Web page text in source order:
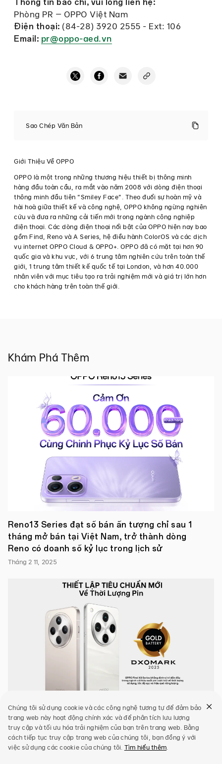
Chúng tôi sử dụng cookie và các công nghệ tương tự để đảm bảo
trang web này hoạt động chính xác và để phân tích lưu lượng
truy cập và tối ưu hóa trải nghiệm của bạn trên trang web. Bằng
cách tiếp tục truy cập trang web của chúng tôi, bạn đồng ý với
việc sử dụng các cookie của chúng tôi. Tìm hiểu thêm
Thông tin báo chí, vui lòng liên hệ:
Phòng PR – OPPO Việt Nam
Điện thoại: (84-28) 3920 2555 - Ext: 106
Email: pr@oppo-aed.vn
Sao Chép Văn Bản
Việt
Nam:
Sạc
thần
tốc
–
Giá
cực
sốc
Báo
chí ·
Tháng
11 03,
2020
●
OPPO
chính
Nam
với
hai
phiên
bản
sắc
màu
Cam
Nổi
giá
bán
4.990.000
đồng.
●
Sản
phẩm
từ
ngày
độc
quyền
trên
trang
thương
Tiki
đãi
hấp
dẫn
lên
đến
500.000
Giới Thiệu Về OPPO
OPPO là một trong những thương hiệu thiết bị thông minh
hàng đầu toàn cầu, ra mắt vào năm 2008 với dòng điện thoại
thông minh đầu tiên “Smiley Face”. Theo đuổi sự hoàn mỹ và
hài hoà giữa thiết kế và công nghệ, OPPO không ngừng nghiên
cứu và đưa ra những cải tiến mới trong ngành công nghiệp
điện thoại. Các dòng điện thoại nổi bật của OPPO hiện nay bao
gồm Find, Reno và A Series, hệ điều hành ColorOS và các dịch
vụ internet OPPO Cloud & OPPO+. OPPO đã có mặt tại hơn 90
quốc gia và khu vực, với 6 trung tâm nghiên cứu trên toàn thế
giới, 1 trung tâm thiết kế quốc tế tại London, và hơn 40.000
nhân viên với mục tiêu tạo ra trải nghiệm mới và giá trị lớn hơn
cho khách hàng trên toàn thế giới.
Khám Phá Thêm
Reno13 Series đạt số bán ấn tượng chỉ sau 1
tháng mở bán tại Việt Nam, trở thành dòng
Reno có doanh số kỷ lục trong lịch sử
Tháng 2 11, 2025
OPPO Find X8 và Find X8 Pro đạt danh hiệu
DXOMARK Gold Battery, thiết lập tiêu chuẩn
mới về thời lượng pin